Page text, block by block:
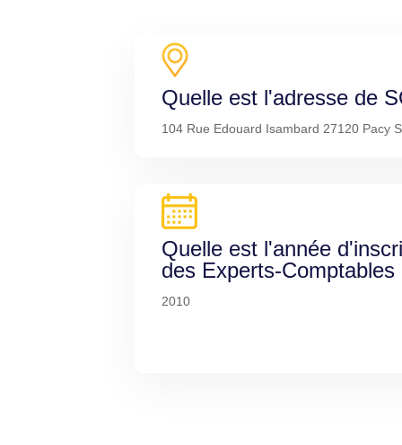
Quelle est l'adresse de
104 Rue Edouard Isambard 27120 Pacy
Quelle est l'année
des Experts-Comptables
2010